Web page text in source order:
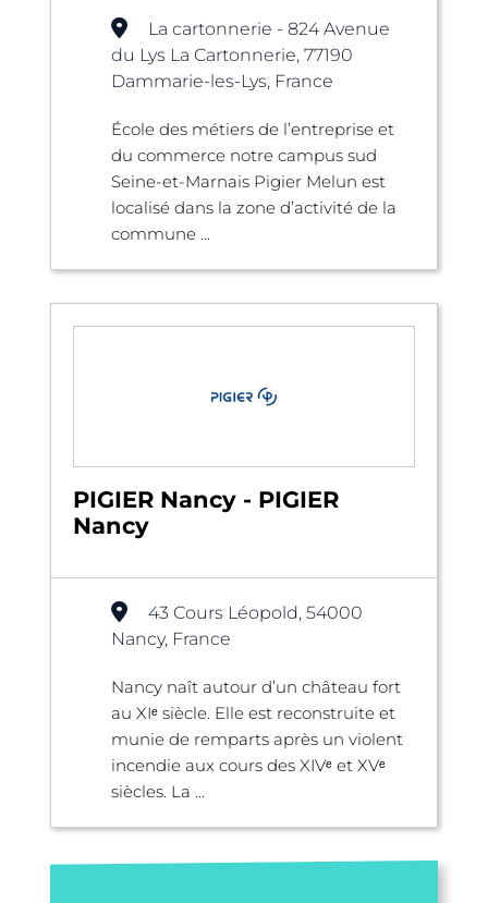
La cartonnerie - 824 Avenue
du Lys La Cartonnerie, 77190
Dammarie-les-Lys, France
École des métiers de l’entreprise et
du commerce notre campus sud
Seine-et-Marnais Pigier Melun est
localisé dans la zone d’activité de la
commune ...
PIGIER Nancy - PIGIER
Nancy
43 Cours Léopold, 54000
Nancy, France
Nancy naît autour d’un château fort
au XIᵉ siècle. Elle est reconstruite et
munie de remparts après un violent
incendie aux cours des XIVᵉ et XVᵉ
siècles. La ...